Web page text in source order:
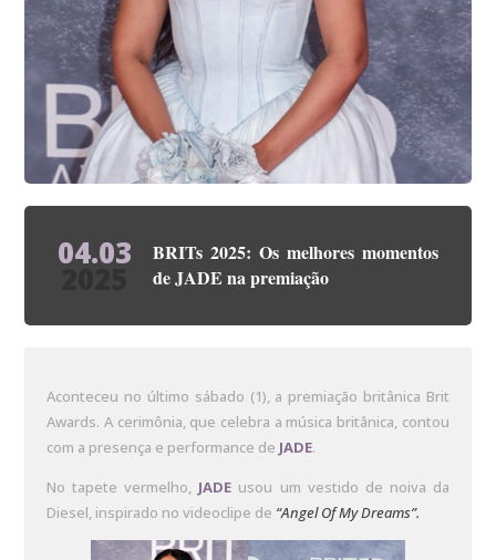
04.03
BRITs 2025: Os melhores momentos
de JADE na premiação
Aconteceu no último sábado (1), a premiação britânica Brit
Awards. A cerimônia, que celebra a música britânica, contou
com a presença e performance de JADE.
No tapete vermelho, JADE usou um vestido de noiva da
Diesel, inspirado no videoclipe de “Angel Of My Dreams”.